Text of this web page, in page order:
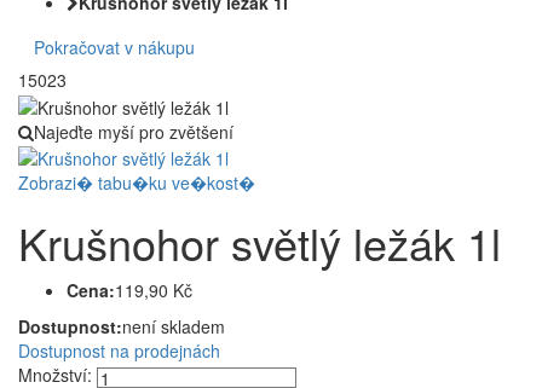
Pokračovat v nákupu
15023
Najeďte myší pro zvětšení
Zobrazi� tabu�ku ve�kost�
Krušnohor světlý ležák 1l
Cena:119,90 Kč
Dostupnost:není skladem
Dostupnost na prodejnách
Množství: